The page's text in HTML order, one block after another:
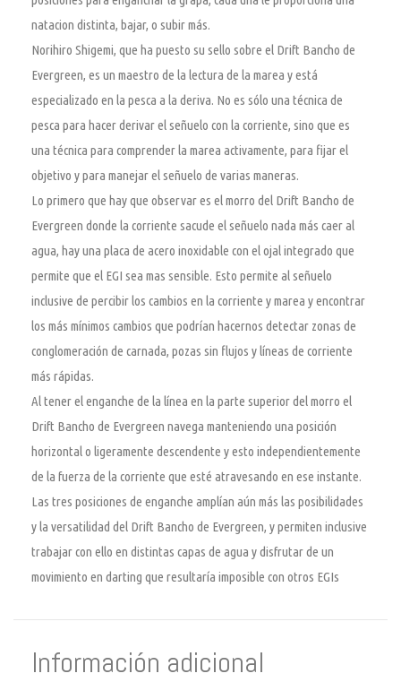
natacion distinta, bajar, o subir más.
Norihiro Shigemi, que ha puesto su sello sobre el Drift Bancho de
Evergreen, es un maestro de la lectura de la marea y está
especializado en la pesca a la deriva. No es sólo una técnica de
pesca para hacer derivar el señuelo con la corriente, sino que es
una técnica para comprender la marea activamente, para fijar el
objetivo y para manejar el señuelo de varias maneras.
Lo primero que hay que observar es el morro del Drift Bancho de
Evergreen donde la corriente sacude el señuelo nada más caer al
agua, hay una placa de acero inoxidable con el ojal integrado que
permite que el EGI sea mas sensible. Esto permite al señuelo
inclusive de percibir los cambios en la corriente y marea y encontrar
los más mínimos cambios que podrían hacernos detectar zonas de
conglomeración de carnada, pozas sin flujos y líneas de corriente
más rápidas.
Al tener el enganche de la línea en la parte superior del morro el
Drift Bancho de Evergreen navega manteniendo una posición
horizontal o ligeramente descendente y esto independientemente
de la fuerza de la corriente que esté atravesando en ese instante.
Las tres posiciones de enganche amplían aún más las posibilidades
y la versatilidad del Drift Bancho de Evergreen, y permiten inclusive
trabajar con ello en distintas capas de agua y disfrutar de un
movimiento en darting que resultaría imposible con otros EGIs
Información adicional